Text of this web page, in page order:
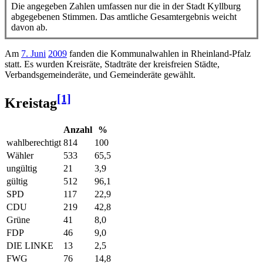
Die angegeben Zahlen umfassen nur die in der Stadt Kyllburg
abgegebenen Stimmen. Das amtliche Gesamtergebnis weicht
davon ab.
Am 7. Juni 2009 fanden die Kommunalwahlen in Rheinland-Pfalz
statt. Es wurden Kreisräte, Stadträte der kreisfreien Städte,
Verbandsgemeinderäte, und Gemeinderäte gewählt.
Kreistag[1]
Anzahl
%
wahlberechtigt 814
100
Wähler
533
65,5
ungültig
21
3,9
gültig
512
96,1
SPD
117
22,9
CDU
219
42,8
Grüne
41
8,0
FDP
46
9,0
DIE LINKE
13
2,5
FWG
76
14,8